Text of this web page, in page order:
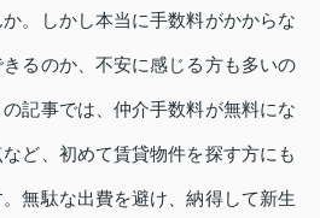
。しかし本当に手数料がかからな
るのか、不安に感じる方も多いの
記事では、仲介手数料が無料にな
ど、初めて賃貸物件を探す方にも
無駄な出費を避け、納得して新生